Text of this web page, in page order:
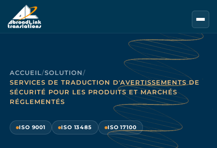
Aller au contenu principal
ACCUEIL/SOLUTION/
SERVICES DE TRADUCTION D'AVERTISSEMENTS DE
SÉCURITÉ POUR LES PRODUITS ET MARCHÉS
RÉGLEMENTÉS
ISO 9001 ISO 13485 ISO 17100